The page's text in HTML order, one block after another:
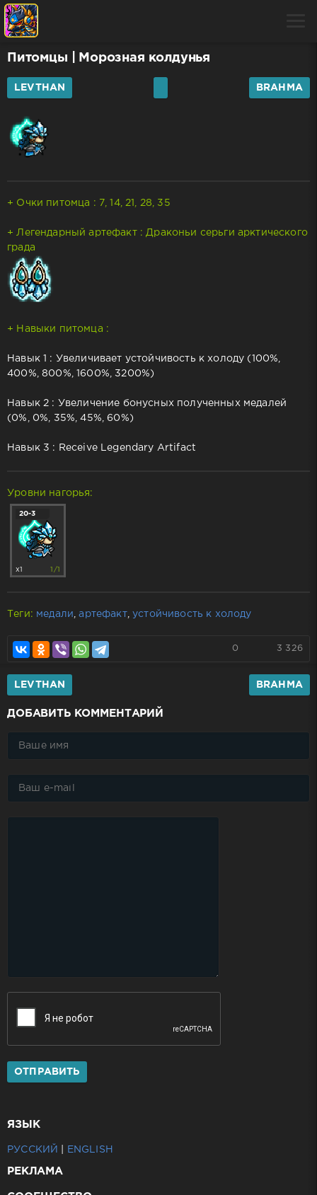
Питомцы | Морозная колдунья
LEVTHAN BRAHMA
+ Очки питомца : 7, 14, 21, 28, 35
+ Легендарный артефакт : Драконьи серьги арктического
града
+ Навыки питомца :
Навык 1 : Увеличивает устойчивость к холоду (100%,
400%, 800%, 1600%, 3200%)
Навык 2 : Увеличение бонусных полученных медалей
(0%, 0%, 35%, 45%, 60%)
Навык 3 : Receive Legendary Artifact
Уровни нагорья:
20-3
x1 1/1
Теги: медали ,артефакт,устойчивость к холоду
0 3 326
LEVTHAN BRAHMA
ДОБАВИТЬ КОММЕНТАРИЙ
ОТПРАВИТЬ
ЯЗЫК
РУССКИЙ ENGLISH
РЕКЛАМА